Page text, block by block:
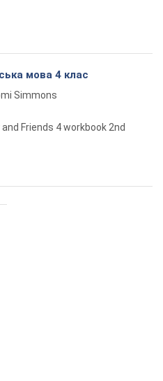
мова 4 клас
Simmons
and Friends 4 workbook 2nd